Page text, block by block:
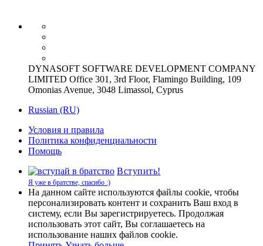
DYNASOFT SOFTWARE DEVELOPMENT COMPANY
LIMITED Office 301, 3rd Floor, Flamingo Building, 109
Omonias Avenue, 3048 Limassol, Cyprus
Russian (RU)
Условия и правила
Политика конфиденциальности
Помощь
Вступить!
Я уже в братстве, спасибо :)
На данном сайте используются файлы cookie, чтобы
персонализировать контент и сохранить Ваш вход в
систему, если Вы зарегистрируетесь. Продолжая
использовать этот сайт, Вы соглашаетесь на
использование наших файлов cookie.